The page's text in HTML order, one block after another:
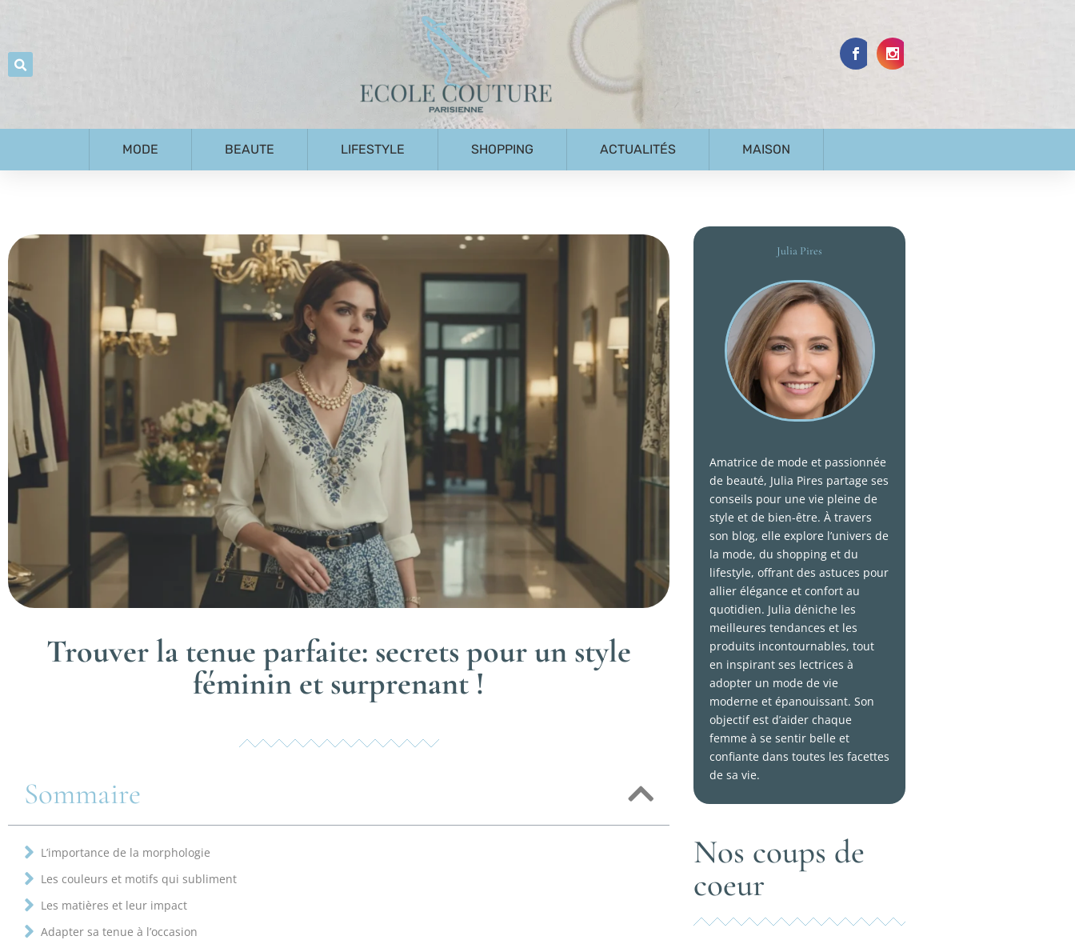
MODE BEAUTE LIFESTYLE SHOPPING ACTUALITÉS MAISON
Trouver la tenue parfaite: secrets pour un style
féminin et surprenant !
Sommaire
L’importance de la morphologie
Les couleurs et motifs qui subliment
Les matières et leur impact
Adapter sa tenue à l’occasion
Julia Pires
Amatrice de mode et passionnée
de beauté, Julia Pires partage ses
conseils pour une vie pleine de
style et de bien-être. À travers
son blog, elle explore l’univers de
la mode, du shopping et du
lifestyle, offrant des astuces pour
allier élégance et confort au
quotidien. Julia déniche les
meilleures tendances et les
produits incontournables, tout
en inspirant ses lectrices à
adopter un mode de vie
moderne et épanouissant. Son
objectif est d’aider chaque
femme à se sentir belle et
confiante dans toutes les facettes
de sa vie.
Nos coups de
coeur